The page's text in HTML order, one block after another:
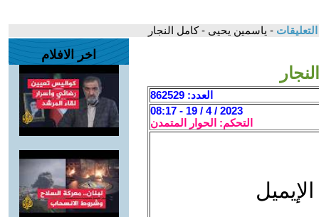
- ياسمين يحيى - كامل النجار
العدد: 862529
2023 / 4 / 19 - 08:17
التحكم: الحوار المتمدن
اخر الافلام